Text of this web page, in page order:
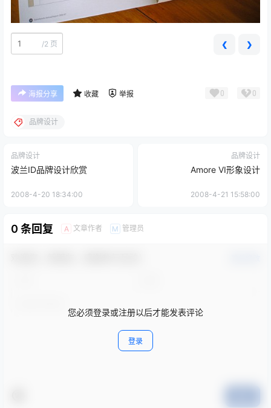
/2 页 ❮ ❯
海报分享 收藏 举报 0 0
品牌设计
品牌设计
波兰ID品牌设计欣赏
2008-4-20 18:34:00
品牌设计
Amore VI形象设计
2008-4-21 15:58:00
0 条回复 A 文章作者 M 管理员
您必须登录或注册以后才能发表评论
登录